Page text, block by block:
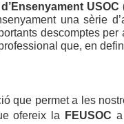
d’Ensenyament USOC
una sèrie
descomptes
que, en
que permet a les
ofereix la
FEUSOC